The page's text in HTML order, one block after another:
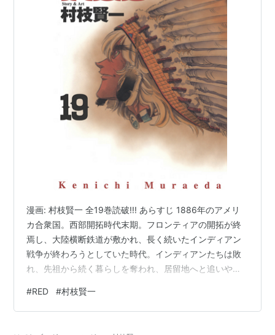
漫画: 村枝賢一 全19巻読破!!! あらすじ 1886年のアメリ
カ合衆国。西部開拓時代末期。フロンティアの開拓が終
焉し、大陸横断鉄道が敷かれ、長く続いたインディアン
戦争が終わろうとしていた時代。インディアンたちは敗
れ、先祖から続く暮らしを奪われ、居留地へと追いやら
伊東伊衛郎という男が住んでいた。伊衛郎は西南戦争に
参加して敗れ、落ち延びてきた元士族である。かつて敗
#RED #村枝賢一